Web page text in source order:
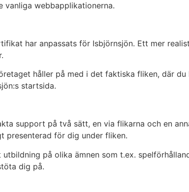
vanliga webbapplikationerna.
har anpassats för Isbjörnsjön. Ett mer
håller på med i det faktiska fliken, där
startsida.
support på två sätt, en via flikarna och en
presenterad för dig under fliken.
på olika ämnen som t.ex.
dig på.